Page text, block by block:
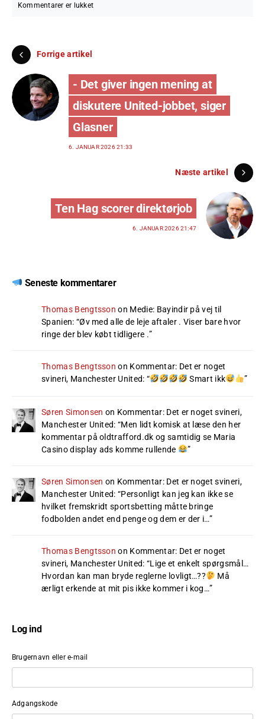
Kommentarer er lukket
Forrige artikel
- Det giver ingen mening at
diskutere United-jobbet, siger
Glasner
6. JANUAR 2026 21:33
Næste artikel
Ten Hag scorer direktørjob
6. JANUAR 2026 21:47
Seneste kommentarer
Thomas Bengtsson on Medie: Bayindir på vej til
Spanien: “Øv med alle de leje aftaler . Viser bare hvor
ringe der blev købt tidligere .”
Thomas Bengtsson on Kommentar: Det er noget
svineri, Manchester United: “ Smart ikk ”
Søren Simonsen on Kommentar: Det er noget svineri,
Manchester United: “Men lidt komisk at læse den her
kommentar på oldtrafford.dk og samtidig se Maria
Casino display ads komme rullende
”
Søren Simonsen on Kommentar: Det er noget svineri,
Manchester United: “Personligt kan jeg kan ikke se
hvilket fremskridt sportsbetting måtte bringe
fodbolden andet end penge og dem er der i…”
Thomas Bengtsson on Kommentar: Det er noget
svineri, Manchester United: “Lige et enkelt spørgsmål…
Hvordan kan man bryde reglerne lovligt…??
Må
ærligt erkende at mit pis ikke kommer i kog…”
Log ind
Brugernavn eller e-mail
Adgangskode